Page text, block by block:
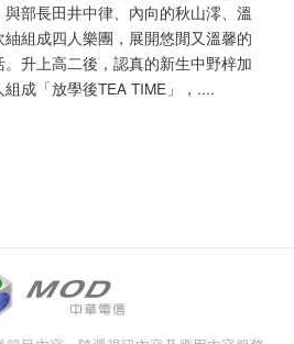
與部長田井中律、內向的秋山澪、溫
紬組成四人樂團，展開悠閒又溫馨的
。升上高二後，認真的新生中野梓加
組成「放學後TEA TIME」，....